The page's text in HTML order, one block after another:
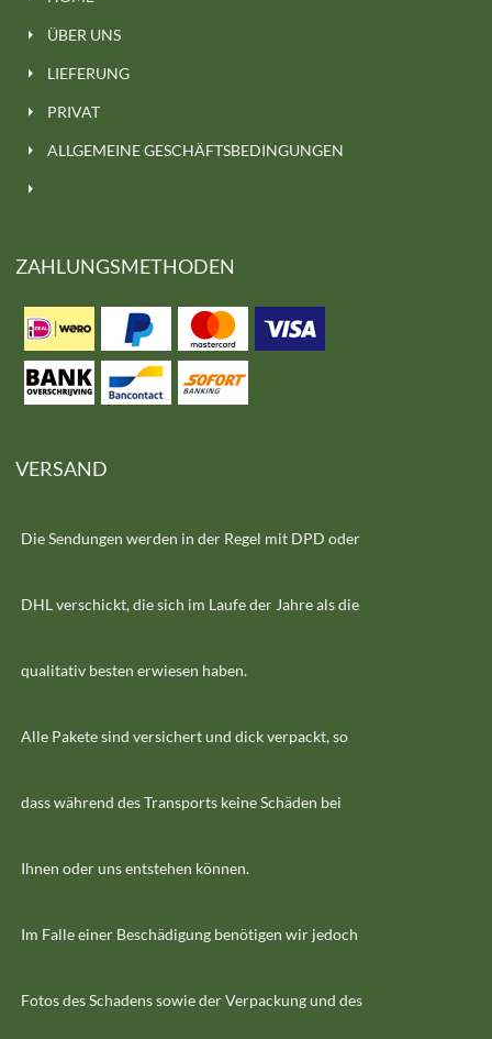
ÜBER UNS
LIEFERUNG
PRIVAT
ALLGEMEINE GESCHÄFTSBEDINGUNGEN
ZAHLUNGSMETHODEN
VERSAND
Die Sendungen werden in der Regel mit DPD oder
DHL verschickt, die sich im Laufe der Jahre als die
qualitativ besten erwiesen haben.
Alle Pakete sind versichert und dick verpackt, so
dass während des Transports keine Schäden bei
Ihnen oder uns entstehen können.
Im Falle einer Beschädigung benötigen wir jedoch
Fotos des Schadens sowie der Verpackung und des